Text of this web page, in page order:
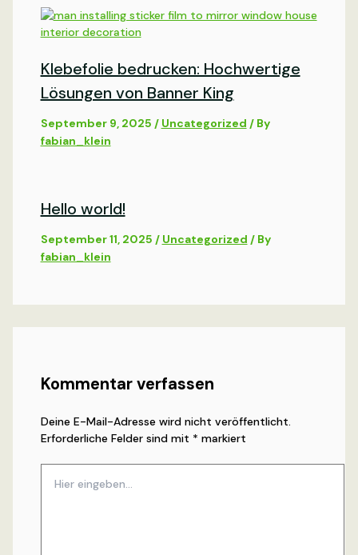
Klebefolie bedrucken: Hochwertige
Lösungen von Banner King
September 9, 2025 / Uncategorized / By
fabian_klein
Hello world!
September 11, 2025 / Uncategorized / By
fabian_klein
Kommentar verfassen
Deine E-Mail-Adresse wird nicht veröffentlicht.
Erforderliche Felder sind mit * markiert
eingeben…